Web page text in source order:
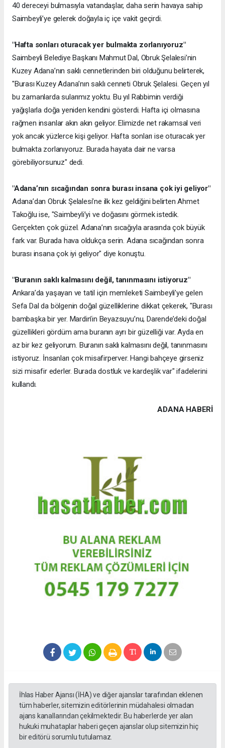
40 dereceyi bulmasıyla vatandaşlar, daha serin havaya sahip
Saimbeyli’ye gelerek doğayla iç içe vakit geçirdi.
"Hafta sonları oturacak yer bulmakta zorlanıyoruz"
Saimbeyli Belediye Başkanı Mahmut Dal, Obruk Şelalesi’nin
Kuzey Adana’nın saklı cennetlerinden biri olduğunu belirterek,
"Burası Kuzey Adana’nın saklı cenneti Obruk Şelalesi. Geçen yıl
bu zamanlarda sularımız yoktu. Bu yıl Rabbimin verdiği
yağışlarla doğa yeniden kendini gösterdi. Hafta içi olmasına
rağmen insanlar akın akın geliyor. Elimizde net rakamsal veri
yok ancak yüzlerce kişi geliyor. Hafta sonları ise oturacak yer
bulmakta zorlanıyoruz. Burada hayata dair ne varsa
görebiliyorsunuz" dedi.
"Adana’nın sıcağından sonra burası insana çok iyi geliyor"
Adana’dan Obruk Şelalesi’ne ilk kez geldiğini belirten Ahmet
Takoğlu ise, "Saimbeyli’yi ve doğasını görmek istedik.
Gerçekten çok güzel. Adana’nın sıcağıyla arasında çok büyük
fark var. Burada hava oldukça serin. Adana sıcağından sonra
burası insana çok iyi geliyor" diye konuştu.
"Buranın saklı kalmasını değil, tanınmasını istiyoruz"
Ankara’da yaşayan ve tatil için memleketi Saimbeyli’ye gelen
Sefa Dal da bölgenin doğal güzelliklerine dikkat çekerek, "Burası
bambaşka bir yer. Mardin’in Beyazsuyu’nu, Darende’deki doğal
güzellikleri gördüm ama buranın ayrı bir güzelliği var. Ayda en
az bir kez geliyorum. Buranın saklı kalmasını değil, tanınmasını
istiyoruz. İnsanları çok misafirperver. Hangi bahçeye girseniz
sizi misafir ederler. Burada dostluk ve kardeşlik var" ifadelerini
kullandı.
ADANA HABERİ
İhlas Haber Ajansı (İHA) ve diğer ajanslar tarafından eklenen
tüm haberler, sitemizin editörlerinin müdahalesi olmadan
ajans kanallarından çekilmektedir. Bu haberlerde yer alan
hukuki muhataplar haberi geçen ajanslar olup sitemizin hiç
bir editörü sorumlu tutulamaz.